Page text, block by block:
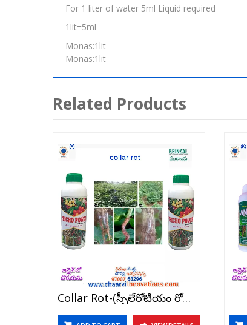
For 1 liter of water 5ml Liquid required
1lit=5ml
Monas:1lit
Monas:1lit
Related Products
Collar Rot-(స్సీలేరోటియం రోల్ఫీస్య్)